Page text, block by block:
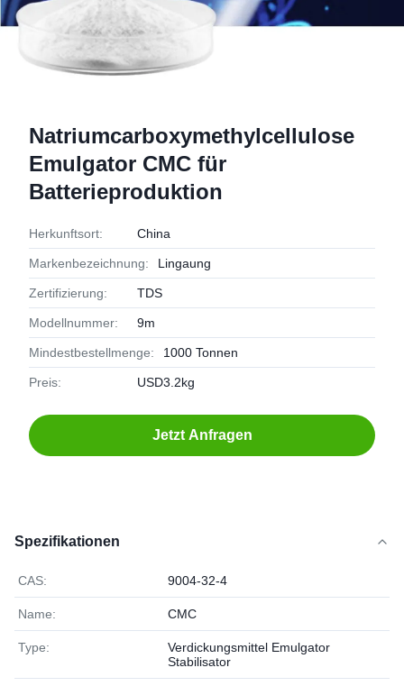
Natriumcarboxymethylcellulose
Emulgator CMC für
Batterieproduktion
Herkunftsort: China
Markenbezeichnung: Lingaung
Zertifizierung: TDS
Modellnummer: 9m
Mindestbestellmenge: 1000 Tonnen
Preis: USD3.2kg
Jetzt Anfragen
Spezifikationen
CAS: 9004-32-4
Name: CMC
Type:
Verdickungsmittel Emulgator
Stabilisator